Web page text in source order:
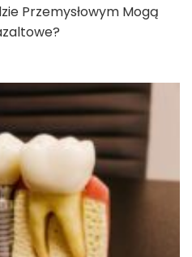
Przemysłowym Mogą